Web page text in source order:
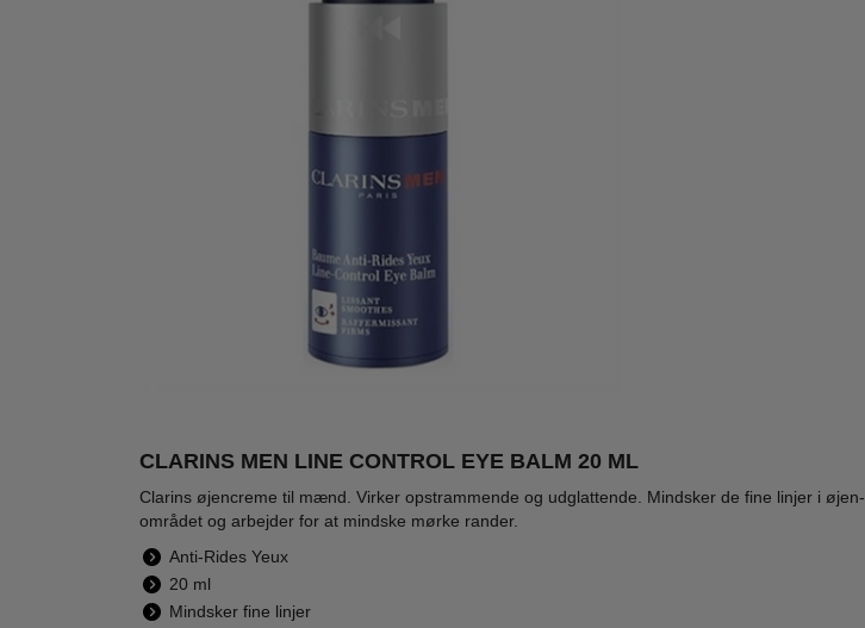
CLARINS MEN LINE CONTROL EYE BALM 20 ML
Clarins øjencreme til mænd. Virker opstrammende og udglattende. Mindsker de fine linjer i øjen-
området og arbejder for at mindske mørke rander.
Anti-Rides Yeux
20 ml
Mindsker fine linjer
-20% -17%